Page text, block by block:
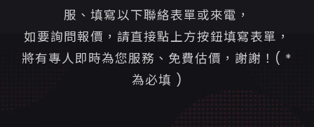
服、填寫以下聯絡表單或來電，
如要詢問報價，請直接點上方按鈕填寫表單，
將有專人即時為您服務、免費估價，謝謝！( *
為必填 )